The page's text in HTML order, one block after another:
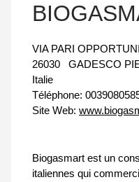
VIA PARI
26030
GADESCO
Italie
Téléphone:
Site Web:
Biogasmart est un
italiennes qui